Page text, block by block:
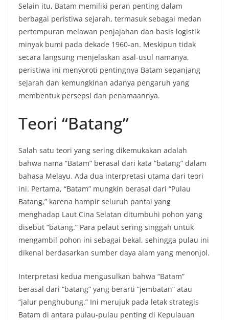
Selain itu, Batam memiliki peran penting dalam
berbagai peristiwa sejarah, termasuk sebagai medan
pertempuran melawan penjajahan dan basis logistik
minyak bumi pada dekade 1960-an. Meskipun tidak
secara langsung menjelaskan asal-usul namanya,
peristiwa ini menyoroti pentingnya Batam sepanjang
sejarah dan kemungkinan adanya pengaruh yang
membentuk persepsi dan penamaannya.
Teori “Batang”
Salah satu teori yang sering dikemukakan adalah
bahwa nama “Batam” berasal dari kata “batang” dalam
bahasa Melayu. Ada dua interpretasi utama dari teori
ini. Pertama, “Batam” mungkin berasal dari “Pulau
Batang,” karena hampir seluruh pantai yang
menghadap Laut Cina Selatan ditumbuhi pohon yang
disebut “batang.” Para pelaut sering singgah untuk
mengambil pohon ini sebagai bekal, sehingga pulau ini
dikenal berdasarkan sumber daya alam yang menonjol.
Interpretasi kedua mengusulkan bahwa “Batam”
berasal dari “batang” yang berarti “jembatan” atau
“jalur penghubung.” Ini merujuk pada letak strategis
Batam di antara pulau-pulau penting di Kepulauan